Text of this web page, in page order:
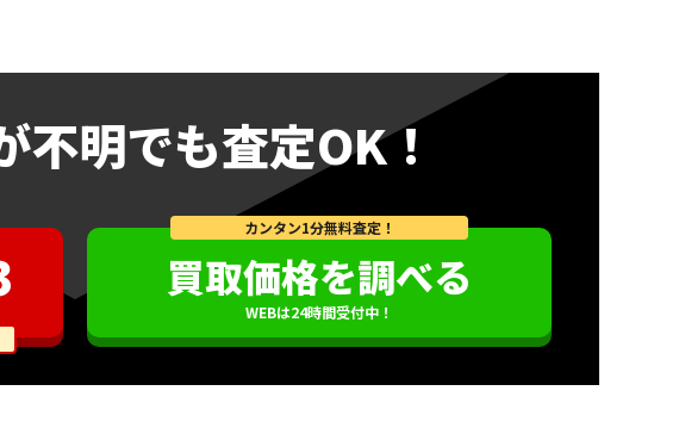
不明でも査定OK！
カンタン1分無料査定！
買取価格を調べる
WEBは24時間受付中！